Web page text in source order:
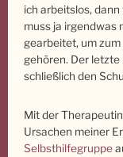
ich arbeitslos,
muss ja irgendwas
gearbeitet, um zum
gehören. Der
schließlich den
Mit der
Ursachen meiner
Selbsthilfegruppe